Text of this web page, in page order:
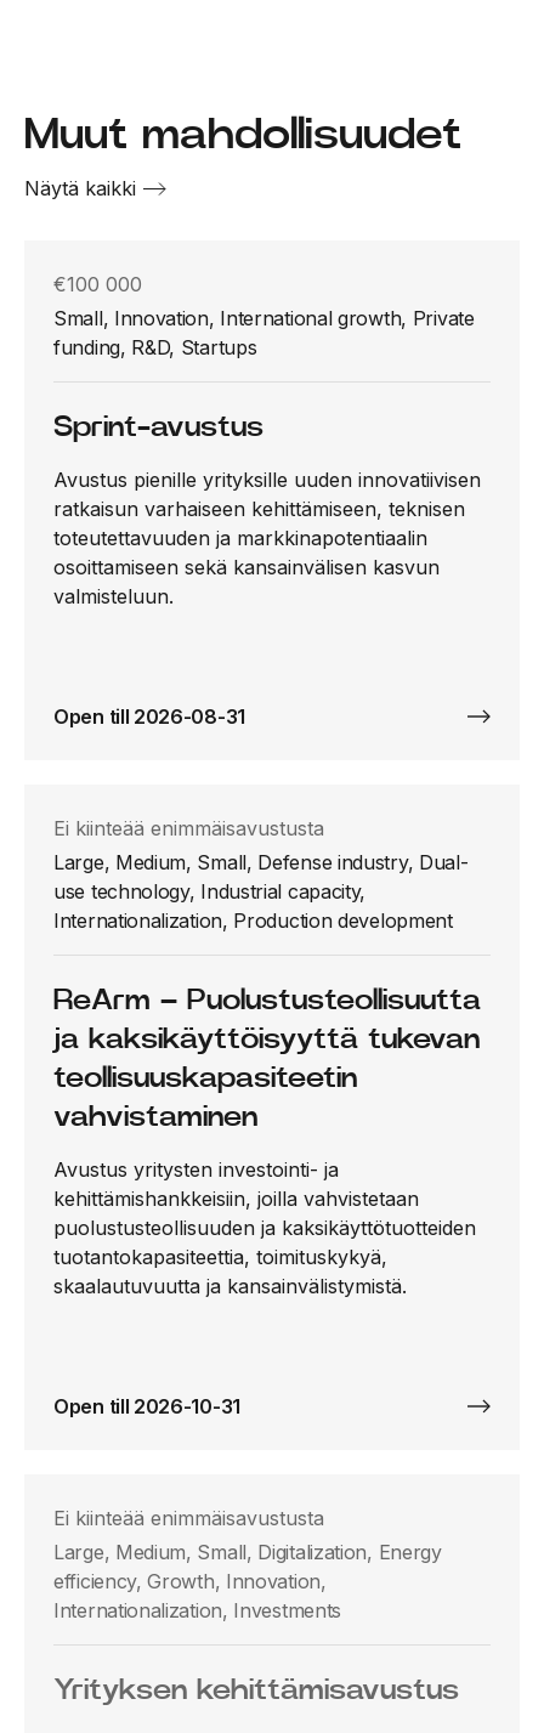
Muut mahdollisuudet
Näytä kaikki
€100 000
Small, Innovation, International growth, Private
funding, R&D, Startups
Sprint-avustus
Avustus pienille yrityksille uuden innovatiivisen
ratkaisun varhaiseen kehittämiseen, teknisen
toteutettavuuden ja markkinapotentiaalin
osoittamiseen sekä kansainvälisen kasvun
valmisteluun.
Open till 2026-08-31
Ei kiinteää enimmäisavustusta
Large, Medium, Small, Defense industry, Dual-
use technology, Industrial capacity,
Internationalization, Production development
ReArm – Puolustusteollisuutta
ja kaksikäyttöisyyttä tukevan
teollisuuskapasiteetin
vahvistaminen
Avustus yritysten investointi- ja
kehittämishankkeisiin, joilla vahvistetaan
puolustusteollisuuden ja kaksikäyttötuotteiden
tuotantokapasiteettia, toimituskykyä,
skaalautuvuutta ja kansainvälistymistä.
Open till 2026-10-31
Ei kiinteää enimmäisavustusta
Large, Medium, Small, Digitalization, Energy
efficiency, Growth, Innovation,
Internationalization, Investments
Yrityksen kehittämisavustus